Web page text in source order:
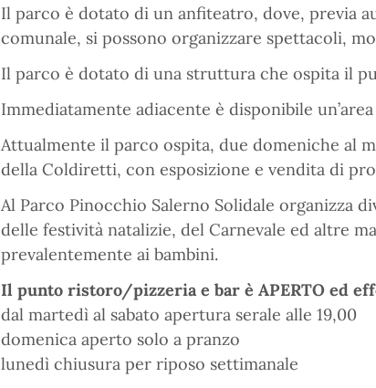
Il parco è dotato di un anfiteatro, dove, previa
comunale, si possono organizzare spettacoli,
Il parco è dotato di una struttura che ospita il
Immediatamente adiacente è disponibile
Attualmente il parco ospita, due domeniche al
della Coldiretti, con esposizione e vendita di
Al Parco Pinocchio Salerno Solidale organizza
delle festività natalizie, del Carnevale ed altre
prevalentemente ai bambini.
Il punto ristoro/pizzeria e bar è APERTO ed
dal martedì al sabato apertura serale alle 19,00
domenica aperto solo a pranzo
lunedì chiusura per riposo settimanale